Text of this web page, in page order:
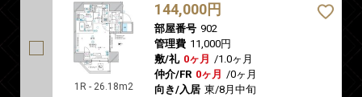
1R - 26.18m2
144,000円
部屋番号 902
管理費 11,000円
敷/礼 0ヶ月 /1.0ヶ月
仲介/FR 0ヶ月 /0ヶ月
向き/入居 東/8月中旬